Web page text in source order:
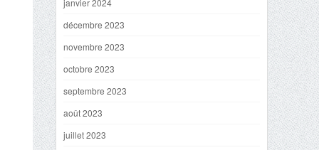
janvier 2024
décembre 2023
novembre 2023
octobre 2023
septembre 2023
août 2023
juillet 2023